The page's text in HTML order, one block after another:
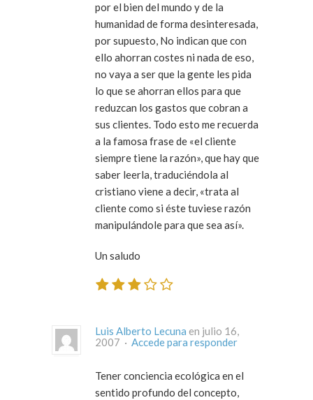
por el bien del mundo y de la
humanidad de forma desinteresada,
por supuesto, No indican que con
ello ahorran costes ni nada de eso,
no vaya a ser que la gente les pida
lo que se ahorran ellos para que
reduzcan los gastos que cobran a
sus clientes. Todo esto me recuerda
a la famosa frase de «el cliente
siempre tiene la razón», que hay que
saber leerla, traduciéndola al
cristiano viene a decir, «trata al
cliente como si éste tuviese razón
manipulándole para que sea así».
Un saludo
Luis Alberto Lecuna en julio 16,
2007 · Accede para responder
Tener conciencia ecológica en el
sentido profundo del concepto,